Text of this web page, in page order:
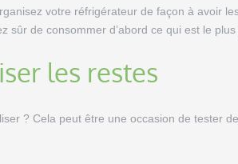
votre réfrigérateur de façon à avoir
sûr de consommer d’abord ce qui est le plus
les restes
? Cela peut être une occasion de tester